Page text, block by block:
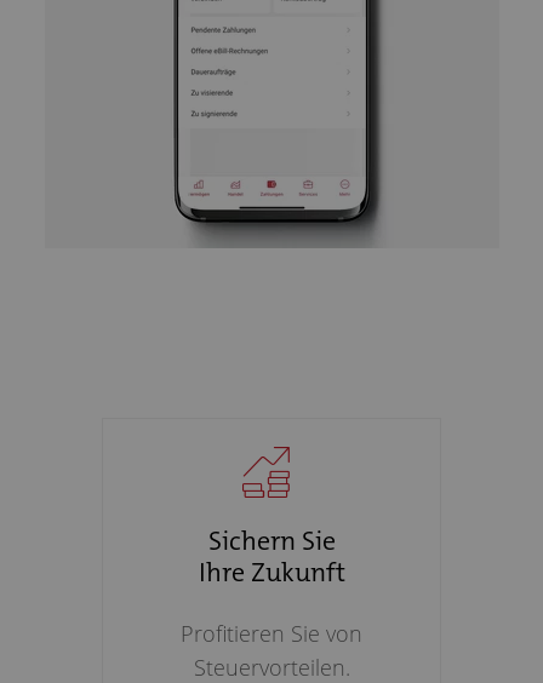
Sichern Sie
Ihre Zukunft
Profitieren Sie von
Steuervorteilen.